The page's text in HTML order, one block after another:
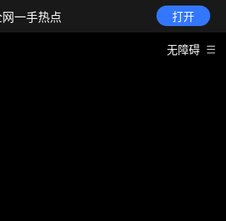
网一手热点 打开
无障碍